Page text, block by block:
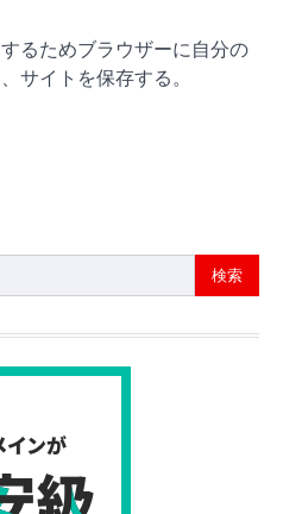
るためブラウザーに自分の
サイトを保存する。